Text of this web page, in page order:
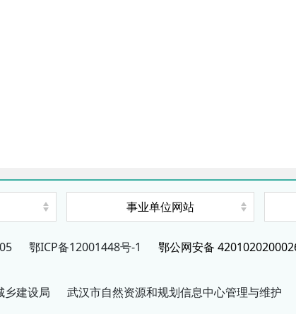
事业单位网站
鄂ICP备12001448号-1
鄂公网安备
乡建设局
武汉市自然资源和规划信息中心管理与维护